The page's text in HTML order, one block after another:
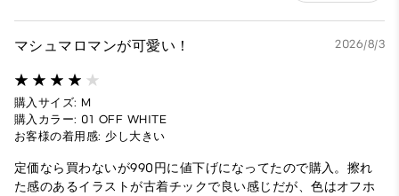
マシュマロマンが可愛い！ 2026/8/3
購入サイズ: M
購入カラー: 01 OFF WHITE
お客様の着用感: 少し大きい
定価なら買わないが990円に値下げになってたので購入。擦れ
た感のあるイラストが古着チックで良い感じだが、色はオフホ